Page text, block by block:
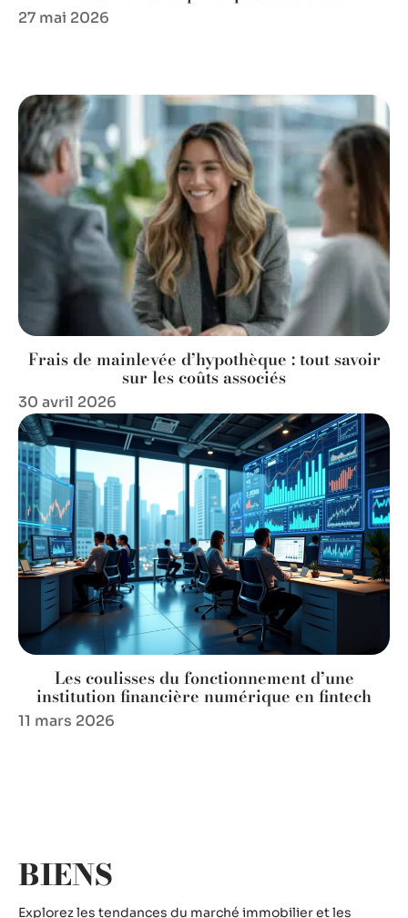
27 mai 2026
Frais de mainlevée d’hypothèque : tout savoir
sur les coûts associés
30 avril 2026
Les coulisses du fonctionnement d’une
institution financière numérique en fintech
11 mars 2026
BIENS
Explorez les tendances du marché immobilier et les